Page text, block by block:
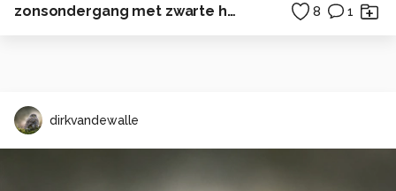
zonsondergang met zwarte heidelibel 8 1
dirkvandewalle